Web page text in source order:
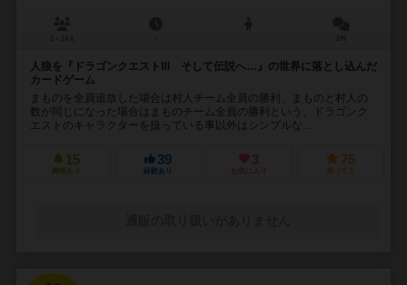
人狼を『ドラゴンクエストⅢ そして伝説へ…』の世界に落とし込んだ
カードゲーム
まものを全員追放した場合は村人チーム全員の勝利、まものと村人の
数が同じになった場合はまものチーム全員の勝利という、ドラゴンク
エストのキャラクターを扱っている事以外はシンプルな...
15
興味あり
39
経験あり
3
お気に入り
75
持ってる